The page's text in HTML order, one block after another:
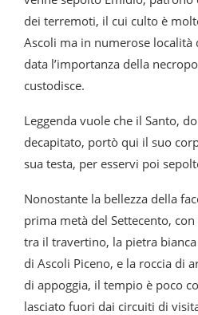
dei terremoti, il cui culto è
Ascoli ma in numerose località
data l’importanza della
custodisce.
Leggenda vuole che il Santo,
decapitato, portò qui il suo
sua testa, per esservi poi
Nonostante la bellezza della
prima metà del Settecento,
tra il travertino, la pietra
di Ascoli Piceno, e la roccia di
di appoggia, il tempio è poco
lasciato fuori dai circuiti di